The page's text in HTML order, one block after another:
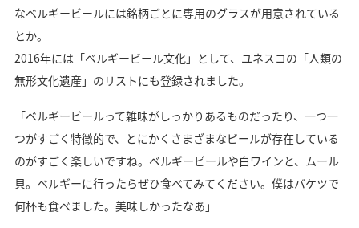
なベルギービールには銘柄ごとに専用のグラスが用意されている
とか。
2016年には「ベルギービール文化」として、ユネスコの「人類の
無形文化遺産」のリストにも登録されました。
「ベルギービールって雑味がしっかりあるものだったり、一つ一
つがすごく特徴的で、とにかくさまざまなビールが存在している
のがすごく楽しいですね。ベルギービールや白ワインと、ムール
貝。ベルギーに行ったらぜひ食べてみてください。僕はバケツで
何杯も食べました。美味しかったなあ」